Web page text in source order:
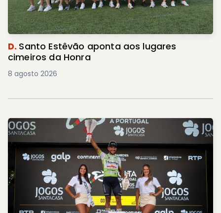
D. Santo Estêvão aponta aos lugares
cimeiros da Honra
8 agosto 2026